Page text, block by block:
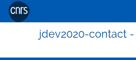
jdev2020-contact